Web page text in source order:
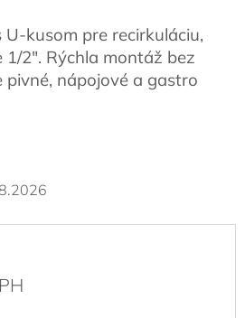
U-kusom pre recirkuláciu,
2″. Rýchla montáž bez
pivné, nápojové a gastro